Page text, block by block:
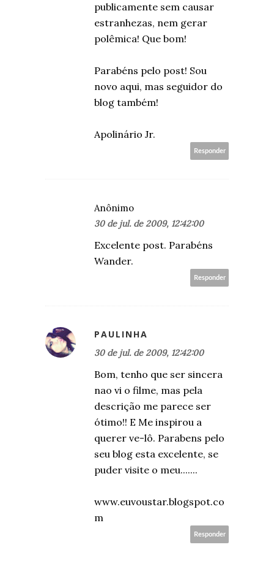
publicamente sem causar
estranhezas, nem gerar
polêmica! Que bom!
Parabéns pelo post! Sou
novo aqui, mas seguidor do
blog também!
Apolinário Jr.
Responder
Anônimo
30 de jul. de 2009, 12:42:00
Excelente post. Parabéns
Wander.
Responder
PAULINHA
30 de jul. de 2009, 12:42:00
Bom, tenho que ser sincera
nao vi o filme, mas pela
descrição me parece ser
ótimo!! E Me inspirou a
querer ve-lô. Parabens pelo
seu blog esta excelente, se
puder visite o meu.......
www.euvoustar.blogspot.co
m
Responder